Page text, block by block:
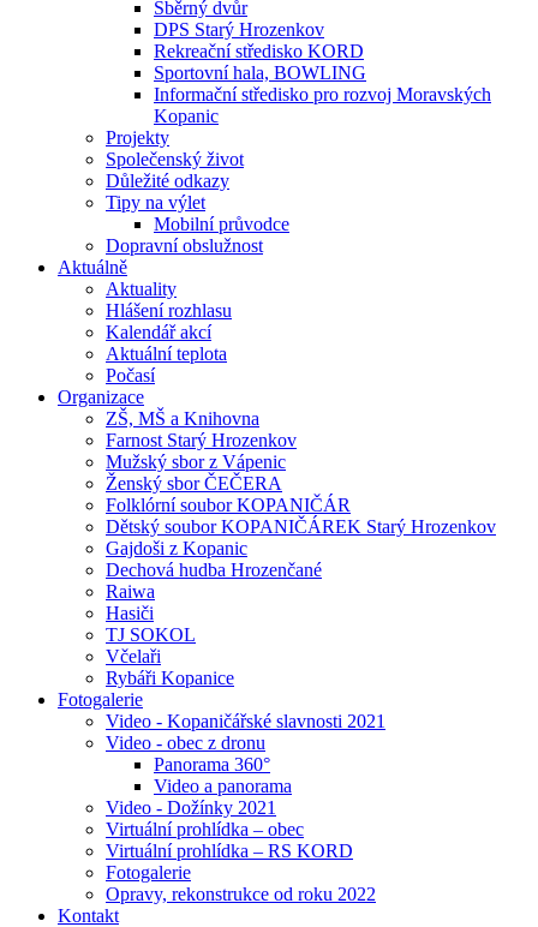
Sběrný dvůr
DPS Starý Hrozenkov
Rekreační středisko KORD
Sportovní hala, BOWLING
Informační středisko pro rozvoj Moravských
Kopanic
Projekty
Společenský život
Důležité odkazy
Tipy na výlet
Mobilní průvodce
Dopravní obslužnost
Aktuálně
Aktuality
Hlášení rozhlasu
Kalendář akcí
Aktuální teplota
Počasí
Organizace
ZŠ, MŠ a Knihovna
Farnost Starý Hrozenkov
Mužský sbor z Vápenic
Ženský sbor ČEČERA
Folklórní soubor KOPANIČÁR
Dětský soubor KOPANIČÁREK Starý Hrozenkov
Gajdoši z Kopanic
Dechová hudba Hrozenčané
Raiwa
Hasiči
TJ SOKOL
Včelaři
Rybáři Kopanice
Fotogalerie
Video - Kopaničářské slavnosti 2021
Video - obec z dronu
Panorama 360°
Video a panorama
Video - Dožínky 2021
Virtuální prohlídka – obec
Virtuální prohlídka – RS KORD
Fotogalerie
Opravy, rekonstrukce od roku 2022
Kontakt